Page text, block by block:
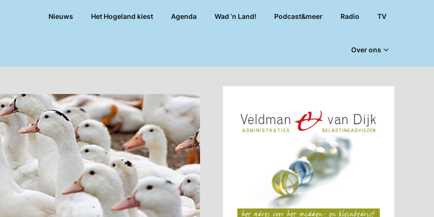
Nieuws Het Hogeland kiest Agenda Wad ’n Land! Podcast&meer Radio TV
Over ons